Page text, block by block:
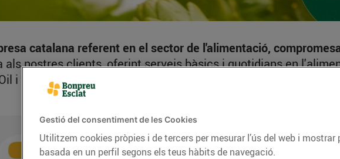
catalana referent en el sector de l'alimentació,
nostres clients, oferint serveis bàsics i quotidians en
i energia a través de la comercialitzadora elèctrica
Gestió del consentiment de les Cookies
Utilitzem cookies pròpies i de tercers per mesurar l’ús del web i
basada en un perfil segons els teus hàbits de navegació.